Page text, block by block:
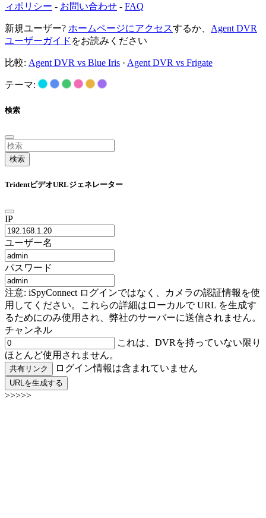
ィポリシー - お問い合わせ - FAQ
新規ユーザー? ホームページにアクセスするか、 Agent DVR
ユーザーガイド をお読みください
比較: Agent DVR vs Blue Iris · Agent DVR vs Frigate
テーマ:
検索
検索
TridentビデオURLジェネレーター
IP
ユーザー名
パスワード
注意: iSpyConnect ログインではなく、カメラの認証情報を使
用してください。これらの詳細はローカルで URL を生成す
るためにのみ使用され、弊社のサーバーに送信されません。
チャンネル
これは、DVRを持っていない限り
ほとんど使用されません。
共有リンク ログイン情報は含まれていません
URLを生成する
>>>>>